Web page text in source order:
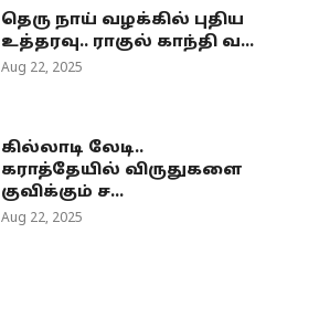
தெரு நாய் வழக்கில் புதிய
உத்தரவு.. ராகுல் காந்தி வ...
Aug 22, 2025
கில்லாடி லேடி..
கராத்தேயில் விருதுகளை
குவிக்கும் ச...
Aug 22, 2025